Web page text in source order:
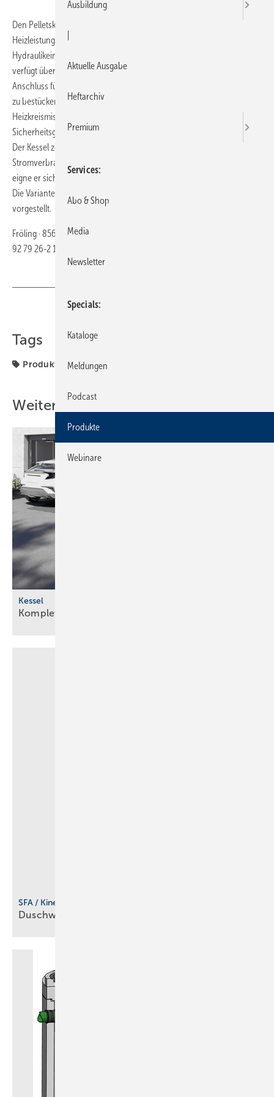
Den Pelletskessel P1 Pellet gibt es nun auch mit 15 und 20 kW
Heizleistung. Er ist optional mit einer nachrüstbaren Boiler- und
Hydraulikeinheit erhältlich. Der Boiler hat ein ­Volumen von 130 l. Er
verfügt über eine isolierte Magne­sium-Schutzanode und einen
Anschluss für eine Elektroheizpatrone. Das Hydraulikmodul ist flexibel
zu bestücken und beinhaltet bis zu zwei Heizkreispumpen und zwei
Heizkreismischer, ein Expansionsgefäß, ein Strangregulierventlil, ­eine
Sicherheitsgruppe und eine optional erhältliche Boilerladegruppe.
Der Kessel zeichne sich durch leisen Betrieb und geringen
Stromverbrauch aus. Aufgrund des raum­luft­unabhängigen Betriebs
eigne er sich für den Neubau genauso wie für den sanierten Altbau.
Die Varianten mit 7 und 10 kW wurden bereits auf der ISH 2013
vorgestellt.
Fröling · 85609 Aschheim · Telefon (0 89) 92 79 26-0 · Telefax (0 89)
92 79 26-2 19 ·
Tags
Produkte
Weitere Inhalte
Kessel
Komplettlösung für den
SFA / Kinedo
Duschwanne für flexible
Ausbildung
Aktuelle Ausgabe
Heftarchiv
Premium
Services
Abo & Shop
Media
Newsletter
Specials
Kataloge
Meldungen
Podcast
Produkte
Webinare